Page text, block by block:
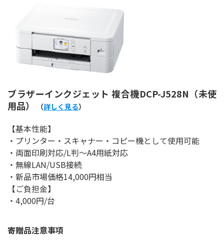
ブラザーインクジェット 複合機DCP-J528N（未使
用品）
（詳しく見る）
【基本性能】
・プリンター・スキャナー・コピー機として使用可能
・両面印刷対応/L判～A4用紙対応
・無線LAN/USB接続
・新品市場価格14,000円相当
【ご負担金】
・4,000円/台
寄贈品注意事項